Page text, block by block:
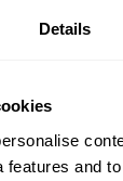
Details
and